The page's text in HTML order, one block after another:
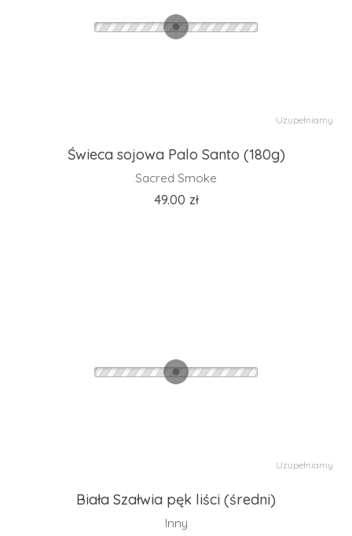
Uzupełniamy
Świeca sojowa Palo Santo (180g)
Sacred Smoke
49.00 zł
Uzupełniamy
Biała Szałwia pęk liści (średni)
Inny